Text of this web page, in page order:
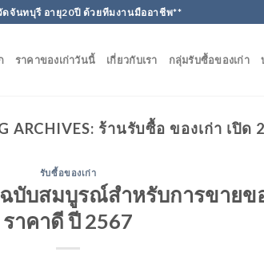
จันทบุรี อายุ20ปี ด้วยทีมงานมืออาชีพ**
ราคาของเก่าวันนี้ เกี่ยวกับเรา กลุ่มรับซื้อของเก่า
ARCHIVES: ร้านรับซื้อ ของเก่า เปิด
รับซื้อของเก่า
บับสมบูรณ์สำหรับการขายข
ราคาดี ปี 2567